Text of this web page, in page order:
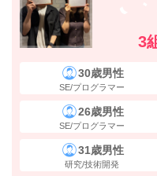
3
30歳男性
SE/プログラマー
26歳男性
SE/プログラマー
31歳男性
研究/技術開発